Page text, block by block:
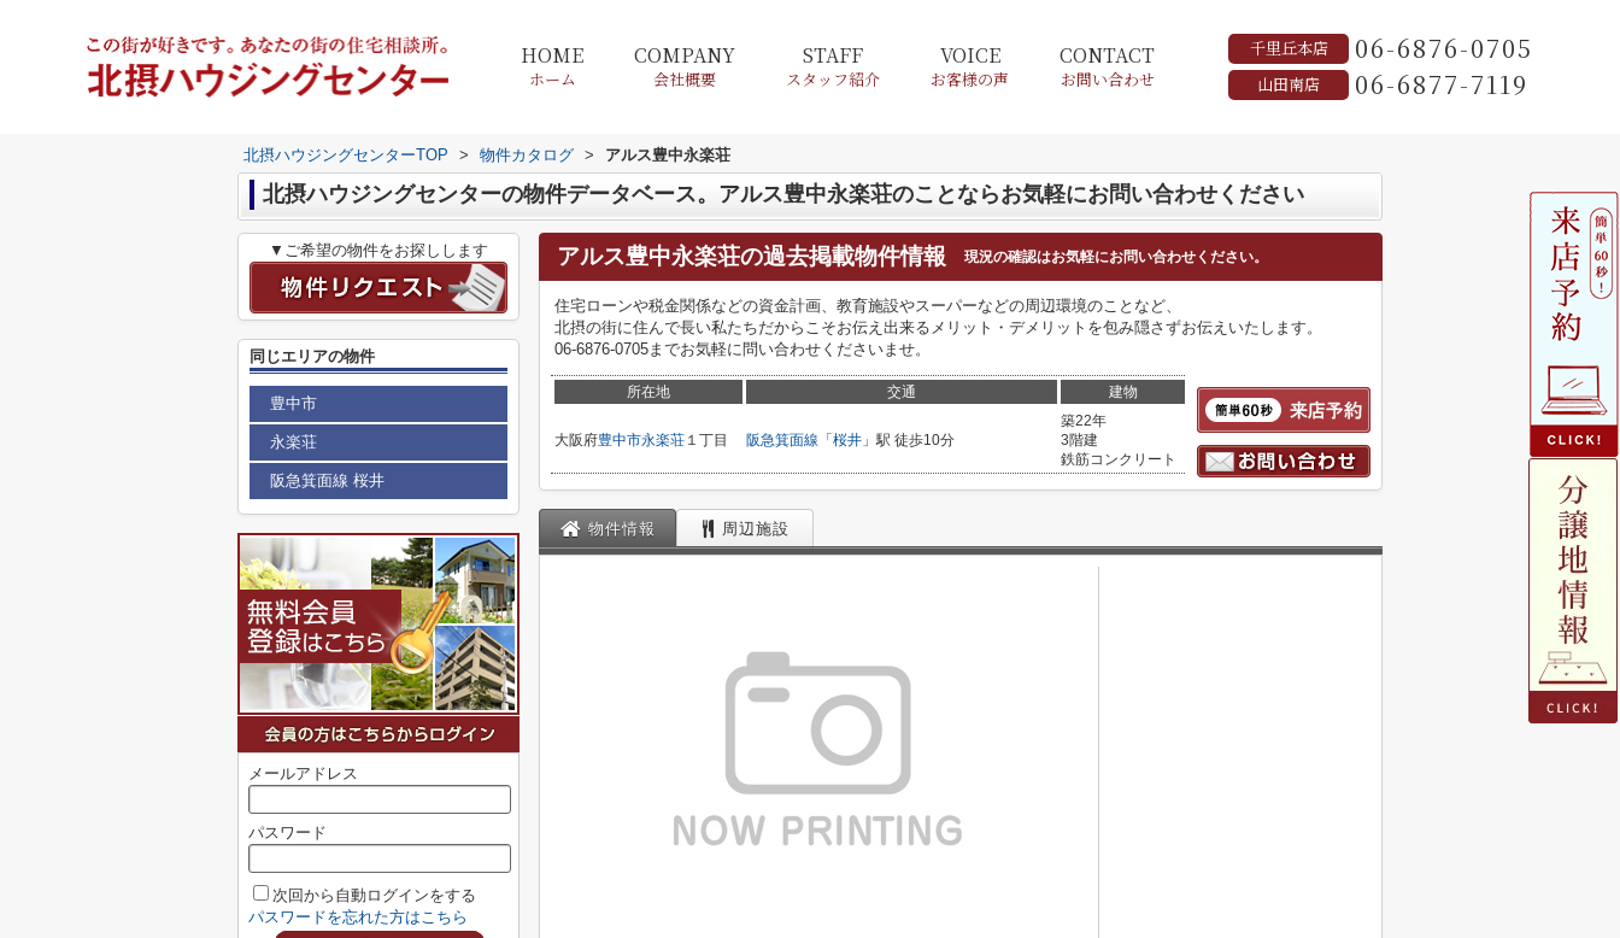
HOME
ホーム
COMPANY
会社概要
STAFF
スタッフ紹介
VOICE
お客様の声
CONTACT
お問い合わせ
千里丘本店 06-6876-0705
山田南店 06-6877-7119
北摂ハウジングセンターTOP > 物件カタログ > アルス豊中永楽荘
北摂ハウジングセンターの物件データベース。アルス豊中永楽荘のことならお気軽にお問い合わせください
アルス豊中永楽荘の過去掲載物件情報 現況の確認はお気軽にお問い合わせください。
住宅ローンや税金関係などの資金計画、教育施設やスーパーなどの周辺環境のことなど、
北摂の街に住んで長い私たちだからこそお伝え出来るメリット・デメリットを包み隠さずお伝えいたします。
06-6876-0705までお気軽に問い合わせくださいませ。
所在地 交通 建物
大阪府豊中市永楽荘 １丁目 阪急箕面線 「 桜井 」駅 徒歩10分
築22年
3階建
鉄筋コンクリート
物件情報 周辺施設
▼ご希望の物件をお探しします
同じエリアの物件
豊中市
永楽荘
阪急箕面線 桜井
メールアドレス
パスワード
次回から自動ログインをする
パスワードを忘れた方はこちら